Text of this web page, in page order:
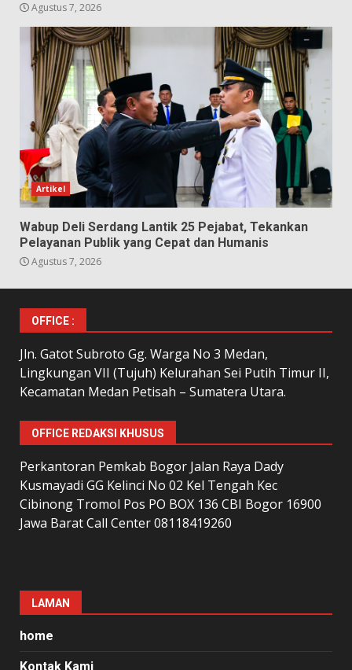
Agustus 7, 2026
Artikel
Wabup Deli Serdang Lantik 25 Pejabat, Tekankan
Pelayanan Publik yang Cepat dan Humanis
Agustus 7, 2026
OFFICE :
Jln. Gatot Subroto Gg. Warga No 3 Medan,
Lingkungan VII (Tujuh) Kelurahan Sei Putih Timur II,
Kecamatan Medan Petisah – Sumatera Utara.
OFFICE REDAKSI KHUSUS
Perkantoran Pemkab Bogor Jalan Raya Dady
Kusmayadi GG Kelinci No 02 Kel Tengah Kec
Cibinong Tromol Pos PO BOX 136 CBI Bogor 16900
Jawa Barat Call Center 08118419260
LAMAN
home
Kontak Kami